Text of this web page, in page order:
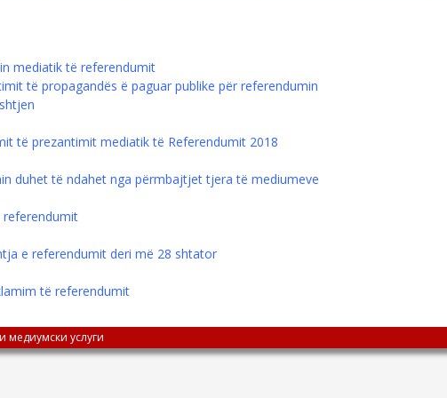
mediatik të referendumit
të propagandës ë paguar publike për referendumin
të prezantimit mediatik të Referendumit 2018
duhet të ndahet nga përmbajtjet tjera të mediumeve
referendumit
e referendumit deri më 28 shtator
të referendumit
медиумски услуги